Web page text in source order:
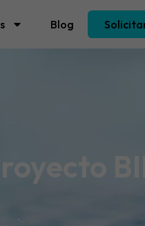
Blog